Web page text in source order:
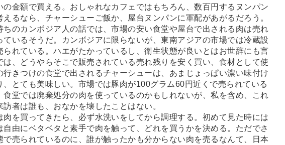
金額で買える。おしゃれなカフェではもちろん、数百円するヌンパン
るなら、チャーシューご飯か、屋台ヌンパンに軍配があがるだろう。
のカンボジア人の話では、市場の安い食堂や屋台で出される肉は売れ
いるそうだ。カンボジアに限らないが、東南アジアの市場では冷蔵設
れている。ハエがたかっているし、衛生状態が良いとはお世辞にも言
は、どうやらそこで販売されている売れ残りを安く買い、食材として使
行きつけの食堂で出されるチャーシューは、あまじょっぱい濃い味付け
とても美味しい。市場では豚肉が100グラム60円近くで売られている
堂では廃棄処分の肉を使っているのかもしれないが、私を含め、これ
者は誰も、おなかを壊したことはない。
を買ってきたら、必ず水洗いをしてから調理する。初めて見た時には
由にベタベタと素手で肉を触って、どれを買うかを決める。ただでさ
で売られているのに、誰が触ったかも分からない肉を売るなんて、日本